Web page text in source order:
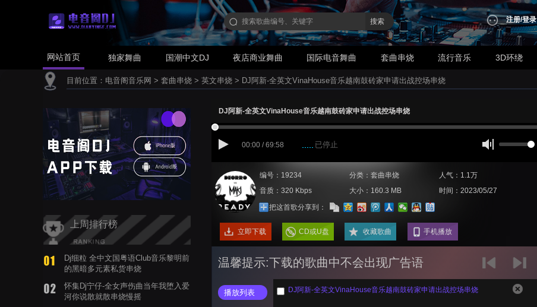
搜索 注册/登录
网站首页 独家舞曲 国潮中文DJ 夜店商业舞曲 国际电音舞曲 套曲串烧 流行音乐 3D环绕
目前位置： 电音阁音乐网 > 套曲串烧 > 英文串烧 > DJ阿新-全英文VinaHouse音乐越南鼓砖家申请出战控场串烧
上周排行榜
Dj细粒 全中文国粤语Club音乐黎明前
的黑暗多元素私货串烧
怀集Dj宁仔-全女声伤曲当年我堕入爱
河你说散就散串烧慢摇
DJ阿新-全英文VinaHouse音乐越南鼓砖家申请出战控场串烧
00:00 / 69:58 已停止
编号：19234 分类：套曲串烧
人气：1.1万
音质：320 Kbps
大小：160.3 MB
时间：2023/05/27
把这首歌分享到：
立即下载 CD或U盘 收藏歌曲 手机播放
温馨提示:下载的歌曲中不会出现广告语
播放列表 DJ阿新-全英文VinaHouse音乐越南鼓砖家申请出战控场串烧